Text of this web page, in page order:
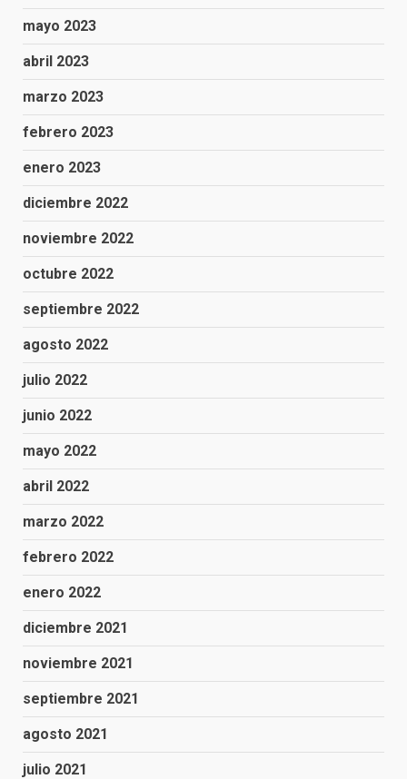
mayo 2023
abril 2023
marzo 2023
febrero 2023
enero 2023
diciembre 2022
noviembre 2022
octubre 2022
septiembre 2022
agosto 2022
julio 2022
junio 2022
mayo 2022
abril 2022
marzo 2022
febrero 2022
enero 2022
diciembre 2021
noviembre 2021
septiembre 2021
agosto 2021
julio 2021